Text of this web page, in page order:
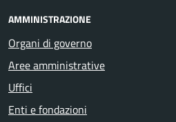
AMMINISTRAZIONE
Organi di governo
Aree amministrative
Uffici
Enti e fondazioni